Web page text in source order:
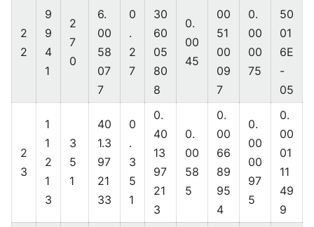
2
2
9
9
4
1
2
7
0
6.
00
58
07
7
0
.
2
7
30
60
05
80
8
0.
00
45
00
51
00
09
7
0.
00
00
75
50
01
6E
-
05
2
3
1
1
2
1
3
3
5
1
40
1.3
97
21
33
0
.
3
5
1
0.
40
13
97
21
3
0.
00
58
5
0.
00
66
89
95
4
0.
00
00
97
5
0.
00
01
11
49
9